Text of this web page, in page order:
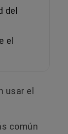
del
el
usar el
común